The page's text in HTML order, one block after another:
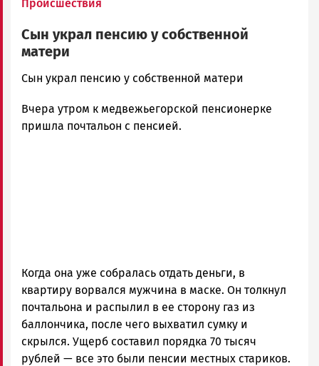
Происшествия
Сын украл пенсию у собственной
матери
admintimur
Петрозаводска
и
Сын украл пенсию у собственной матери
Вчера утром к медвежьегорской пенсионерке
пришла почтальон с пенсией.
Когда она уже собралась отдать деньги, в
квартиру ворвался мужчина в маске. Он толкнул
почтальона и распылил в ее сторону газ из
баллончика, после чего выхватил сумку и
скрылся. Ущерб составил порядка 70 тысяч
рублей — все это были пенсии местных стариков.